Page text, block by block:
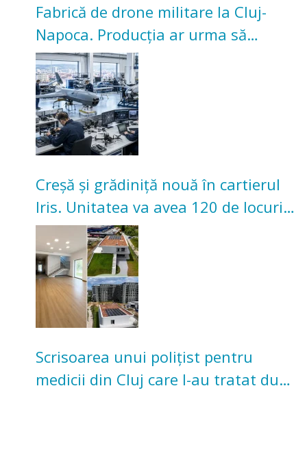
Fabrică de drone militare la Cluj-
Napoca. Producția ar urma să
înceapă în toamna acestui an
Creșă și grădiniță nouă în cartierul
Iris. Unitatea va avea 120 de locuri
pentru copii
Scrisoarea unui polițist pentru
medicii din Cluj care l-au tratat după